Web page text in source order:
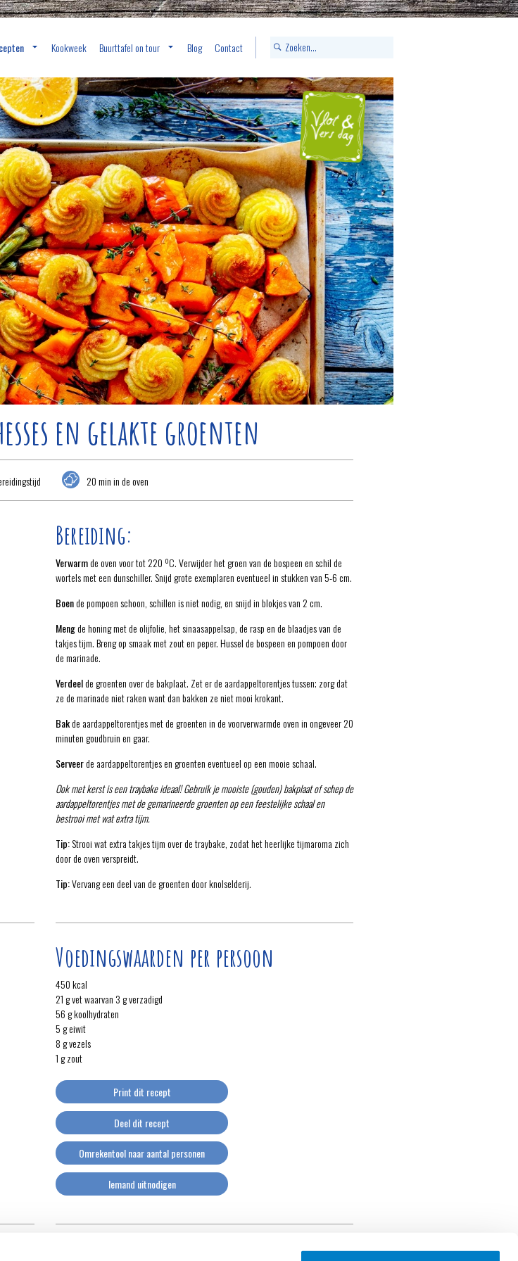
Kookweek Buurttafel on tour Blog Contact
en gelakte groenten
20 min in de oven
Bereiding:
Verwarmde oven voor tot 220 ºC. Verwijder het groen van de bospeen en schil de
wortels met een dunschiller. Snijd grote exemplaren eventueel in stukken van 5-6 cm.
Boende pompoen schoon, schillen is niet nodig, en snijd in blokjes van 2 cm.
Mengde honing met de olijfolie, het sinaasappelsap, de rasp en de blaadjes van de
takjes tijm. Breng op smaak met zout en peper. Hussel de bospeen en pompoen door
de marinade.
Verdeelde groenten over de bakplaat. Zet er de aardappeltorentjes tussen; zorg dat
ze de marinade niet raken want dan bakken ze niet mooi krokant.
Bakde aardappeltorentjes met de groenten in de voorverwarmde oven in ongeveer 20
minuten goudbruin en gaar.
Serveerde aardappeltorentjes en groenten eventueel op een mooie schaal.
Ook met kerst is een traybake ideaal! Gebruik je mooiste (gouden) bakplaat of schep de
aardappeltorentjes met de gemarineerde groenten op een feestelijke schaal en
bestrooi met wat extra tijm.
Tip:Strooi wat extra takjes tijm over de traybake, zodat het heerlijke tijmaroma zich
door de oven verspreidt.
Tip:Vervang een deel van de groenten door knolselderij.
Voedingswaarden per persoon
450 kcal
21 g vet waarvan 3 g verzadigd
56 g koolhydraten
5 g eiwit
8 g vezels
1 g zout
Print dit recept
Deel dit recept
Omrekentool naar aantal personen
Iemand uitnodigen